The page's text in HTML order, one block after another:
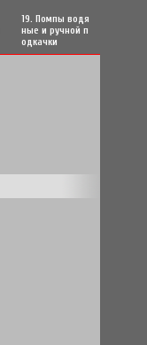
19. Помпы водя
ные и ручной п
одкачки